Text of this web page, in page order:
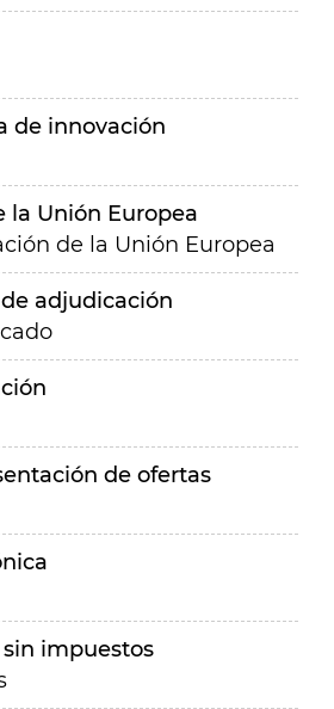
de innovación
la Unión Europea
de la Unión Europea
adjudicación
de ofertas
impuestos